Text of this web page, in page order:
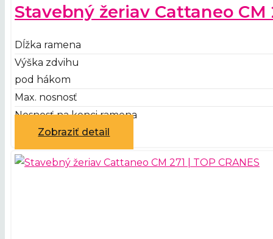
Stavebný žeriav Cattaneo CM
Dĺžka ramena
Výška zdvihu
pod hákom
Max. nosnosť
Nosnosť na konci ramena
Zobraziť detail